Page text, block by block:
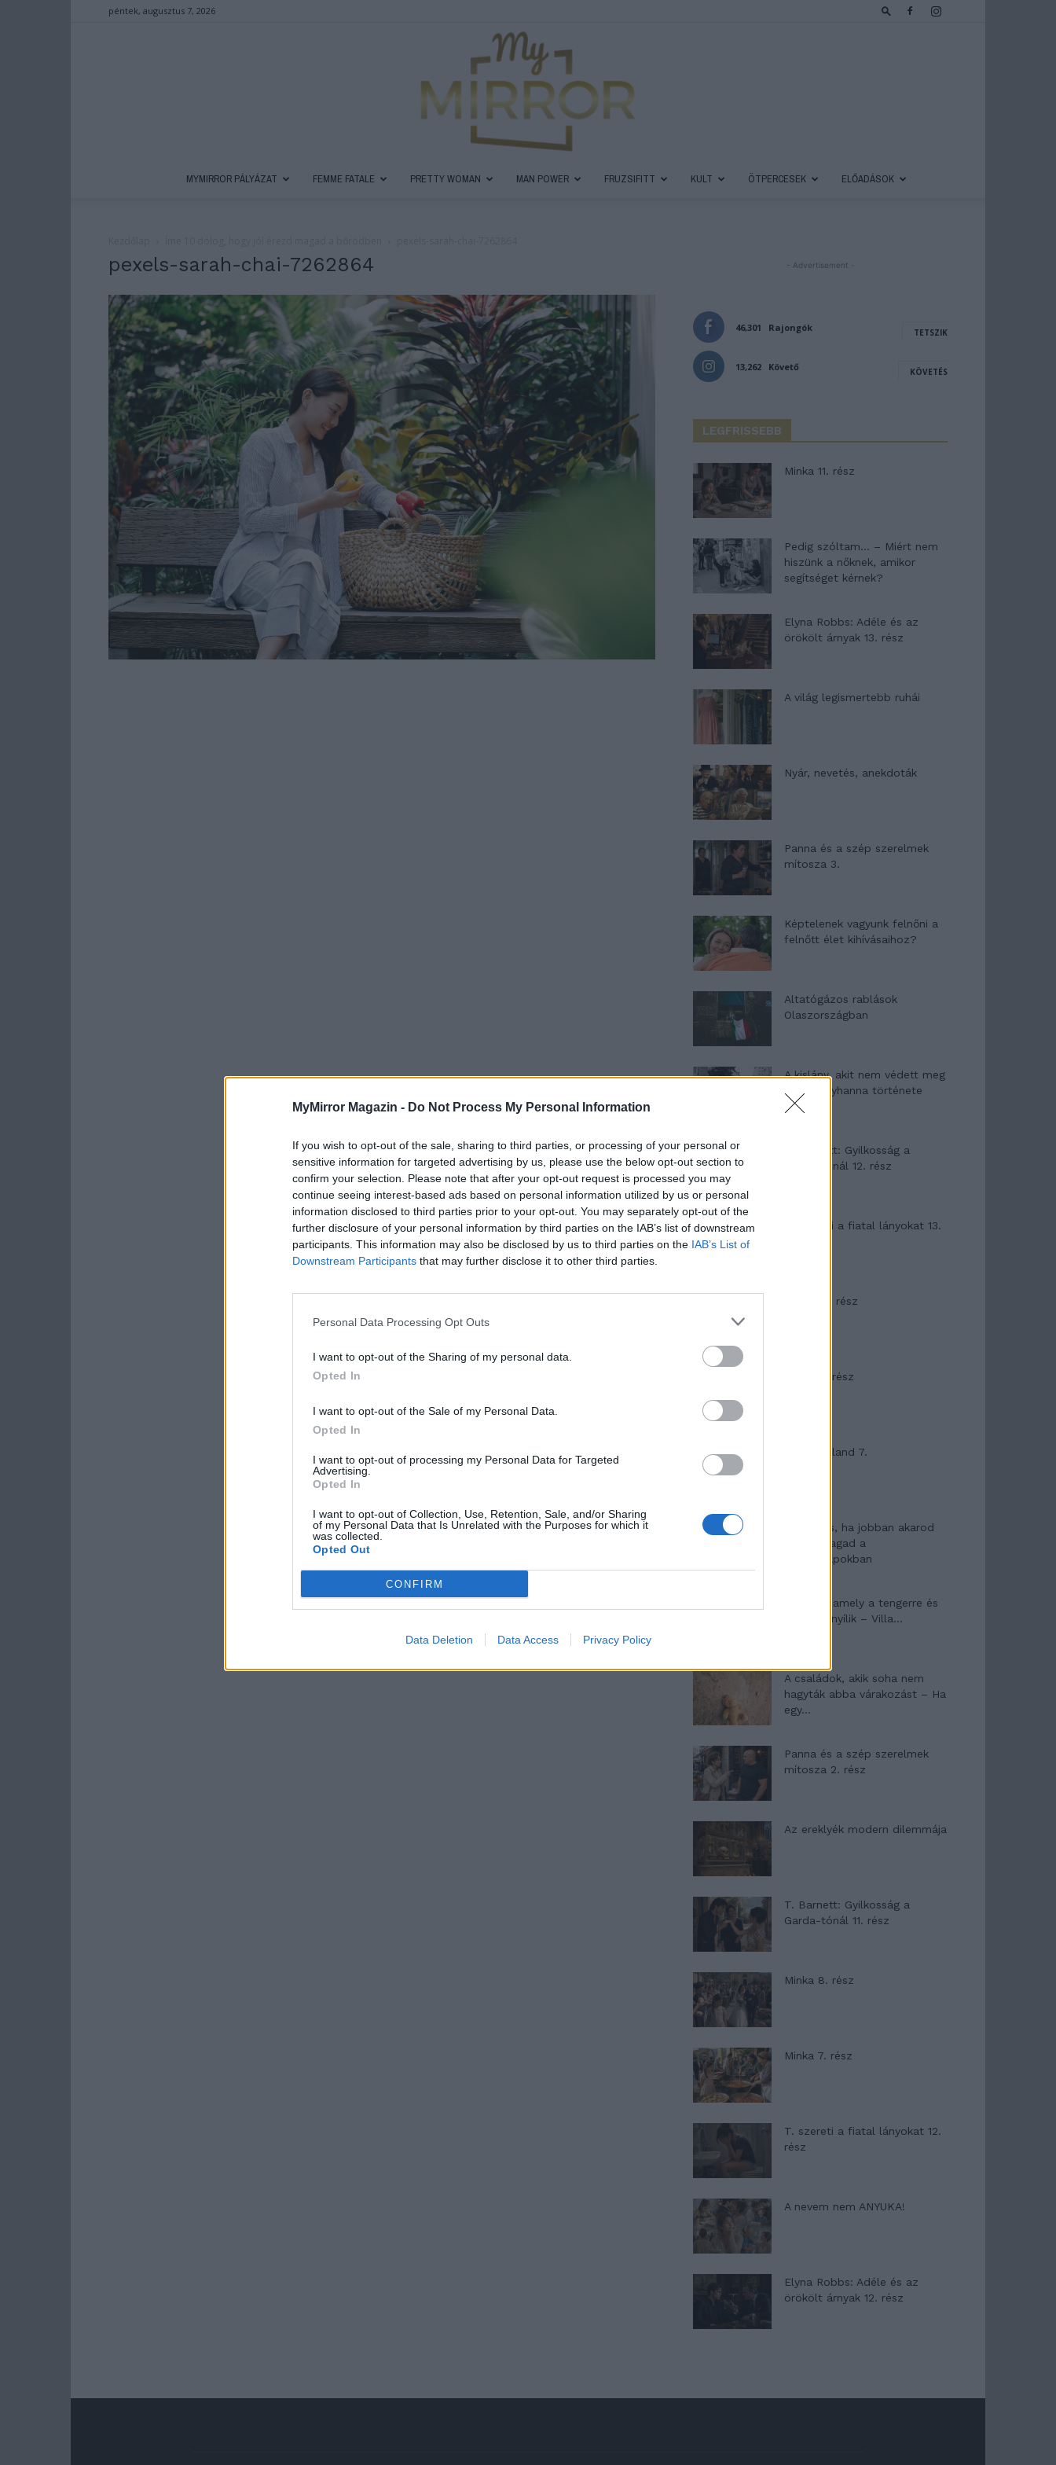
MyMirror Magazin - Do Not Process My Personal Information
If you wish to opt-out of the sale, sharing to third parties, or processing of your personal or
sensitive information for targeted advertising by us, please use the below opt-out section to
confirm your selection. Please note that after your opt-out request is processed you may
continue seeing interest-based ads based on personal information utilized by us or personal
information disclosed to third parties prior to your opt-out. You may separately opt-out of the
further disclosure of your personal information by third parties on the IAB’s list of downstream
participants. This information may also be disclosed by us to third parties on the IAB’s List of
Downstream Participants that may further disclose it to other third parties.
Personal Data Processing Opt Outs
I want to opt-out of the Sharing of my personal data.
Opted In
I want to opt-out of the Sale of my Personal Data.
Opted In
I want to opt-out of processing my Personal Data for Targeted
Advertising.
Opted In
I want to opt-out of Collection, Use, Retention, Sale, and/or Sharing
of my Personal Data that Is Unrelated with the Purposes for which it
was collected.
Opted Out
CONFIRM
Data Deletion Data Access Privacy Policy
péntek, augusztus 7, 2026
Magazin
MYMIRROR PÁLYÁZAT FEMME FATALE PRETTY WOMAN MAN POWER FRUZSIFITT KULT ÖTPERCESEK ELŐADÁSOK
pexels-sarah-chai-7262864 - Advertisement -
46,301 Rajongók TETSZIK
13,262 Követő KÖVETÉS
LEGFRISSEBB
Minka 11. rész
Pedig szóltam… – Miért nem
hiszünk a nőknek, amikor
segítséget kérnek?
Elyna Robbs: Adéle és az
örökölt árnyak 13. rész
A világ legismertebb ruhái
Nyár, nevetés, anekdoták
Panna és a szép szerelmek
mítosza 3.
Képtelenek vagyunk felnőni a
felnőtt élet kihívásaihoz?
Altatógázos rablások
Olaszországban
A kislány, akit nem védett meg
senki – Lyhanna története
T. Barnett: Gyilkosság a
Garda-tónál 12. rész
T. szereti a fiatal lányokat 13.
Minka 10. rész
Minka 9. rész
Máltai kaland 7.
10 tanács, ha jobban akarod
érezni magad a
hétköznapokban
Egy ház, amely a tengerre és
a fényre nyílik – Villa...
A családok, akik soha nem
hagyták abba várakozást – Ha
egy...
Panna és a szép szerelmek
mítosza 2. rész
Az ereklyék modern dilemmája
T. Barnett: Gyilkosság a
Garda-tónál 11. rész
Minka 8. rész
Minka 7. rész
T. szereti a fiatal lányokat 12.
rész
A nevem nem ANYUKA!
Elyna Robbs: Adéle és az
örökölt árnyak 12. rész